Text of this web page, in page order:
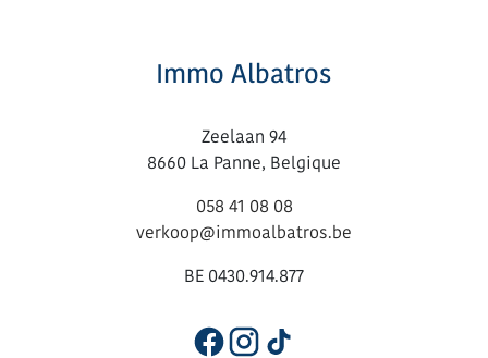
Immo Albatros
Zeelaan 94
8660 La Panne, Belgique
058 41 08 08
verkoop@immoalbatros.be
BE 0430.914.877